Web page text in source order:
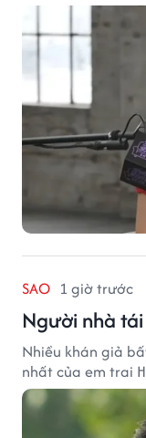
SAO 1 giờ trước
Người nhà
Nhiều khán giả
nhất của em trai